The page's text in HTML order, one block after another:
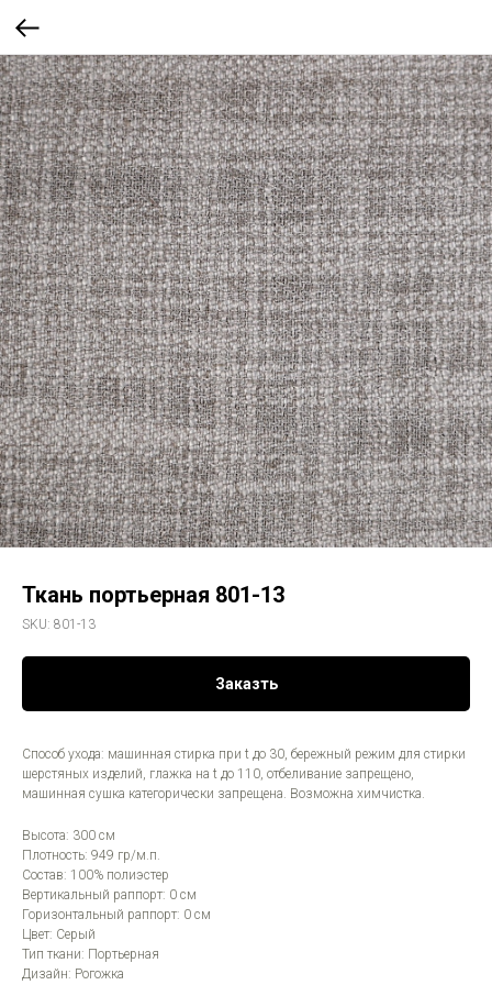
Ткань портьерная 801-13
SKU: 801-13
Заказть
Способ ухода: машинная стирка при t до 30, бережный режим для стирки
шерстяных изделий, глажка на t до 110, отбеливание запрещено,
машинная сушка категорически запрещена. Возможна химчистка.
Высота: 300 см
Плотность: 949 гр/м.п.
Состав: 100% полиэстер
Вертикальный раппорт: 0 см
Горизонтальный раппорт: 0 см
Цвет: Серый
Тип ткани: Портьерная
Дизайн: Рогожка